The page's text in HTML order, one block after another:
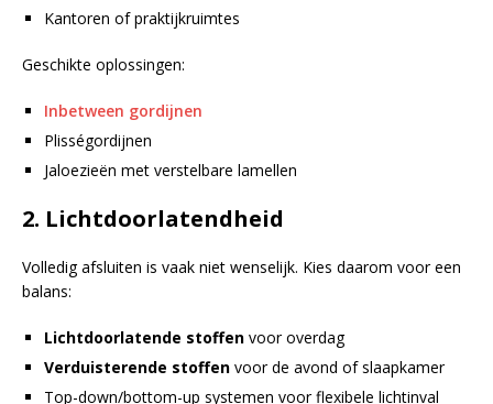
Kantoren of praktijkruimtes
Geschikte oplossingen:
Inbetween gordijnen
Plisségordijnen
Jaloezieën met verstelbare lamellen
2. Lichtdoorlatendheid
Volledig afsluiten is vaak niet wenselijk. Kies daarom voor een
balans:
Lichtdoorlatende stoffen voor overdag
Verduisterende stoffen voor de avond of slaapkamer
Top-down/bottom-up systemen voor flexibele lichtinval